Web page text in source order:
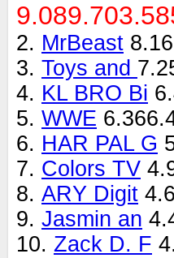
2. MrBeast
3. Toys and
4. KL BRO Bi
5. WWE
6. HAR PAL G
7. Colors TV
8. ARY Digit
9. Jasmin an
10. Zack D. F